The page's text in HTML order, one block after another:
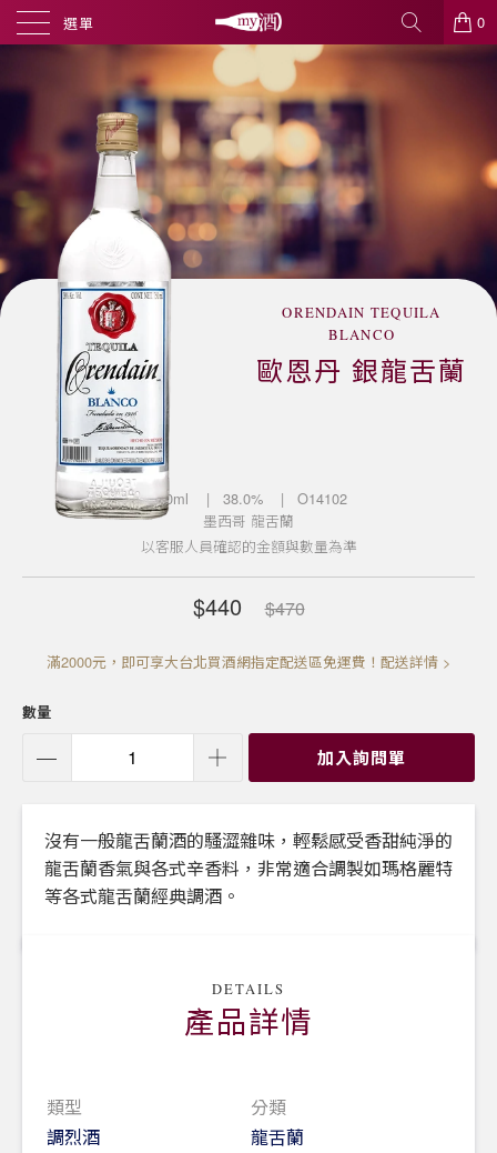
選單 0
ORENDAIN TEQUILA
BLANCO
歐恩丹 銀龍舌蘭
750ml | 38.0%
| O14102
墨西哥 龍舌蘭
以客服人員確認的金額與數量為準
$440 $470
滿2000元，即可享大台北買酒網指定配送區免運費！配送詳情 >
數量
加入詢問單
沒有一般龍舌蘭酒的騷澀雜味，輕鬆感受香甜純淨的
龍舌蘭香氣與各式辛香料，非常適合調製如瑪格麗特
等各式龍舌蘭經典調酒。
DETAILS
產品詳情
類型
調烈酒
分類
龍舌蘭